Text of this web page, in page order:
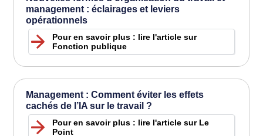
management : éclairages et leviers
opérationnels
Pour en savoir plus : lire l'article sur
Fonction publique
Management : Comment éviter les effets
cachés de l’IA sur le travail ?
Pour en savoir plus : lire l'article sur Le
Point